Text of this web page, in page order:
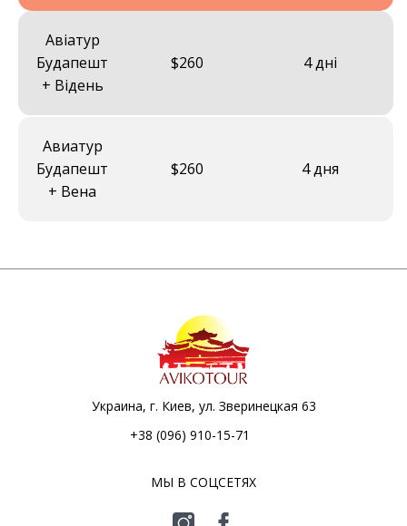
Авіатур
Будапешт
+ Відень
$260 4 дні
Авиатур
Будапешт
+ Вена
$260 4 дня
Украина, г. Киев, ул. Зверинецкая 63
+38 (096) 910-15-71
МЫ В СОЦСЕТЯХ